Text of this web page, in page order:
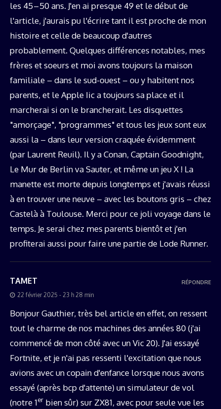
les 45 – 50 ans. J'en ai presque 49 et le début de
l'article, j'aurais pu l'écrire tant il est proche de mon
histoire et celle de beaucoup d'autres
probablement. Quelques différences notables, mes
frères et soeurs et moi avons toujours la maison
familiale – dans le sud-ouest – ou y habitent nos
parents, et le Apple Iic a toujours sa place et il
marcherai si on le brancherait. Les disquettes
"amorçage", "programmes" et tous les jeux sont eux
aussi la – dans leur version craquée évidemment
(par Laurent Reuil). Il y a Conan, Captain Goodnight,
Le Mur de Berlin va Sauter, et même un jeu X ! La
manette est morte depuis longtemps et j'avais réussi
à en trouver une neuve – avec les boutons gris – chez
Castelà à Toulouse. Merci pour ce joli voyage dans le
temps. Je serai chez mes parents bientôt et j'en
profiterai aussi pour faire une partie de Lode Runner.
TAMET
22 février 2025 - 23 h 28 min
Bonjour Gauthier, très bel article en effet, on ressent
tout le charme de nos machines des années 80 (j'ai
commencé de mon côté avec un Vic 20). J'ai essayé
Fortnite, et je n'ai pas ressenti l'excitation que nous
avions avec un copain d'enfance lorsque nous avons
essayé (après bcp d'attente) un simulateur de vol
(notre 1er bien sûr) sur ZX81, avec pour seule vue les
RÉPONDRE